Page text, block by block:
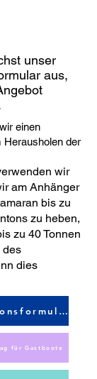
unser
aus,
einen
Herausholen der
wir
am Anhänger
bis zu
zu heben,
zu 40 Tonnen
des
dies
Bootsidentifikationsformular
für Gastboote